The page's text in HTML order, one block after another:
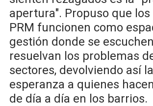
apertura". Propuso que los
PRM funcionen como
gestión donde se
resuelvan los problemas
sectores, devolviendo así la
esperanza a quienes
de día a día en los barrios.